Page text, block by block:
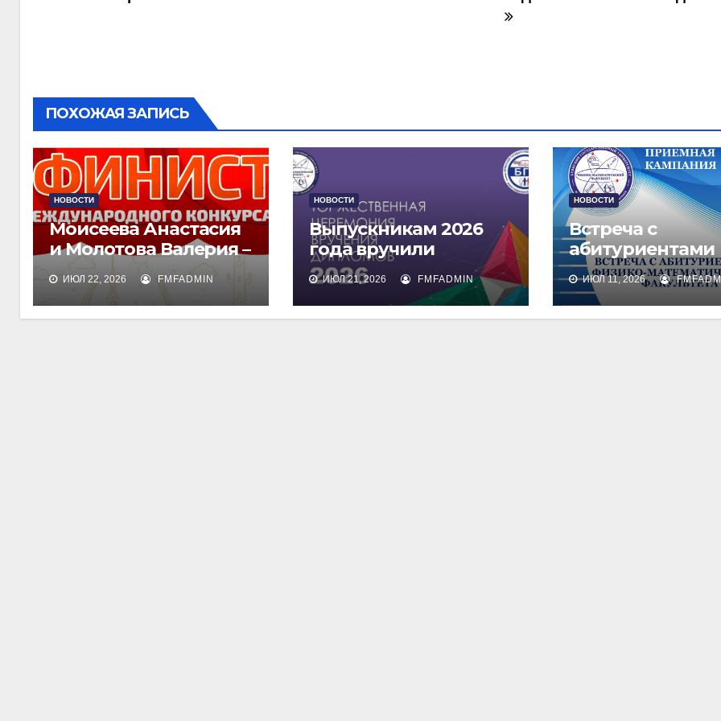
ПОХОЖАЯ ЗАПИСЬ
НОВОСТИ
Моисеева Анастасия
и Молотова Валерия –
лауреаты
международного
конкурса талантов
ИЮЛ 22, 2026 FMFADMIN
НОВОСТИ
Выпускникам 2026
года вручили
дипломы о высшем
образовании
ИЮЛ 21, 2026 FMFADMIN
НОВОСТИ
Встреча с
абитуриентами
физико-
факультета и их
ИЮЛ 11, 2026